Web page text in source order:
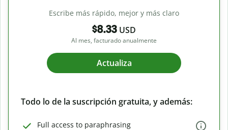
Escribe más rápido, mejor y más claro
$8.33 USD
Al mes, facturado anualmente
Actualiza
Todo lo de la suscripción gratuita, y además:
Full access to paraphrasing